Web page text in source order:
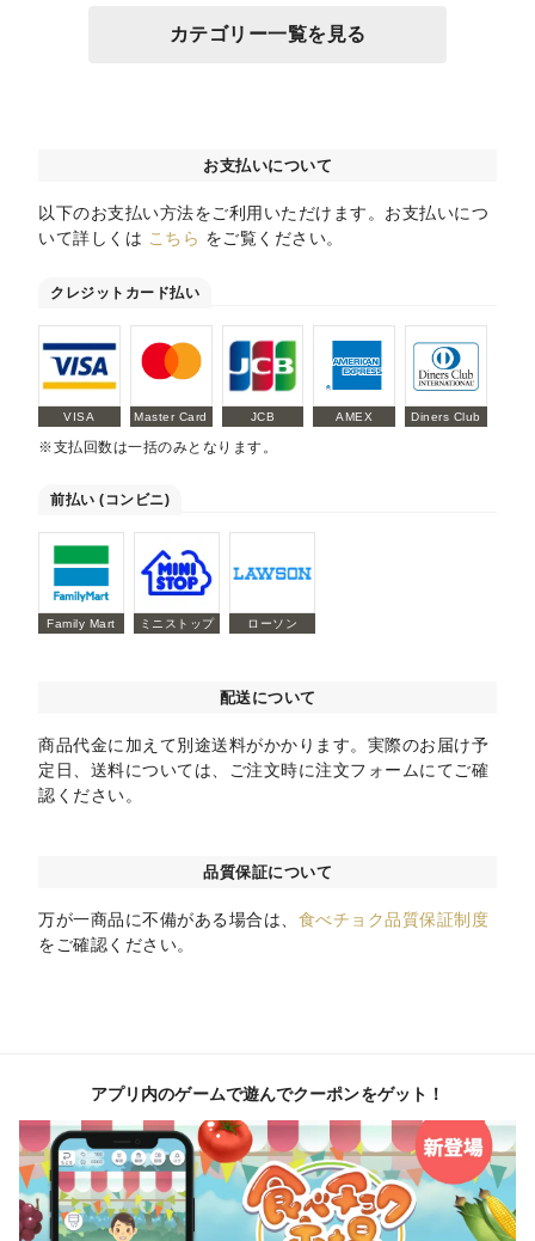
カテゴリー一覧を見る
お支払いについて
以下のお支払い方法をご利用いただけます。お支払いにつ
いて詳しくは こちら をご覧ください。
クレジットカード払い
VISA Master Card JCB AMEX Diners Club
※支払回数は一括のみとなります。
前払い (コンビニ)
Family Mart ミニストップ ローソン
配送について
商品代金に加えて別途送料がかかります。実際のお届け予
定日、送料については、ご注文時に注文フォームにてご確
認ください。
品質保証について
万が一商品に不備がある場合は、 食べチョク品質保証制度
をご確認ください。
アプリ内のゲームで遊んでクーポンをゲット！